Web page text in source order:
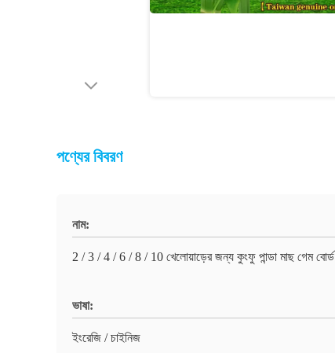
পণ্যের বিবরণ
নাম:
2 / 3 / 4 / 6 / 8 / 10 খেলোয়াড়ের জন্য কুংফু পান্ডা মাছ গেম বোর্ড
ভাষা:
ইংরেজি / চাইনিজ